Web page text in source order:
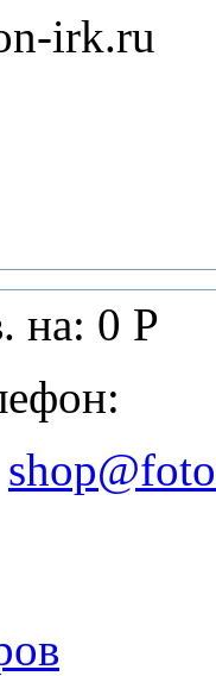
irk.ru
на: 0 Р